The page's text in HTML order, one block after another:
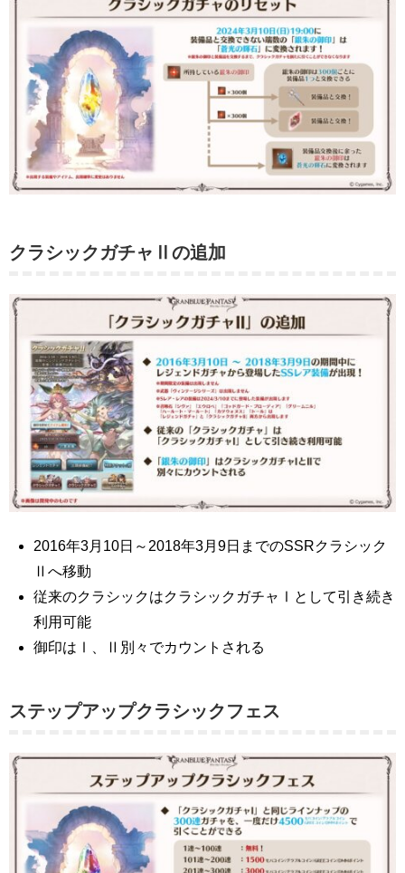
クラシックガチャⅡの追加
2016年3月10日～2018年3月9日までのSSRクラシック
Ⅱへ移動
従来のクラシックはクラシックガチャⅠとして引き続き
利用可能
御印はⅠ、Ⅱ別々でカウントされる
ステップアップクラシックフェス